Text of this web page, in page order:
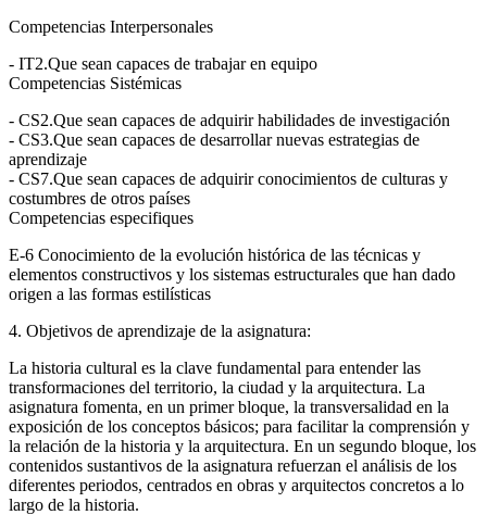
Competencias Interpersonales
- IT2.Que sean capaces de trabajar en equipo
Competencias Sistémicas
- CS2.Que sean capaces de adquirir habilidades de investigación
- CS3.Que sean capaces de desarrollar nuevas estrategias de
aprendizaje
- CS7.Que sean capaces de adquirir conocimientos de culturas y
costumbres de otros países
Competencias especifiques
E-6 Conocimiento de la evolución histórica de las técnicas y
elementos constructivos y los sistemas estructurales que han dado
origen a las formas estilísticas
4. Objetivos de aprendizaje de la asignatura:
La historia cultural es la clave fundamental para entender las
transformaciones del territorio, la ciudad y la arquitectura. La
asignatura fomenta, en un primer bloque, la transversalidad en la
exposición de los conceptos básicos; para facilitar la comprensión y
la relación de la historia y la arquitectura. En un segundo bloque, los
contenidos sustantivos de la asignatura refuerzan el análisis de los
diferentes periodos, centrados en obras y arquitectos concretos a lo
largo de la historia.